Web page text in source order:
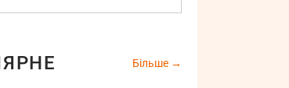
Більше